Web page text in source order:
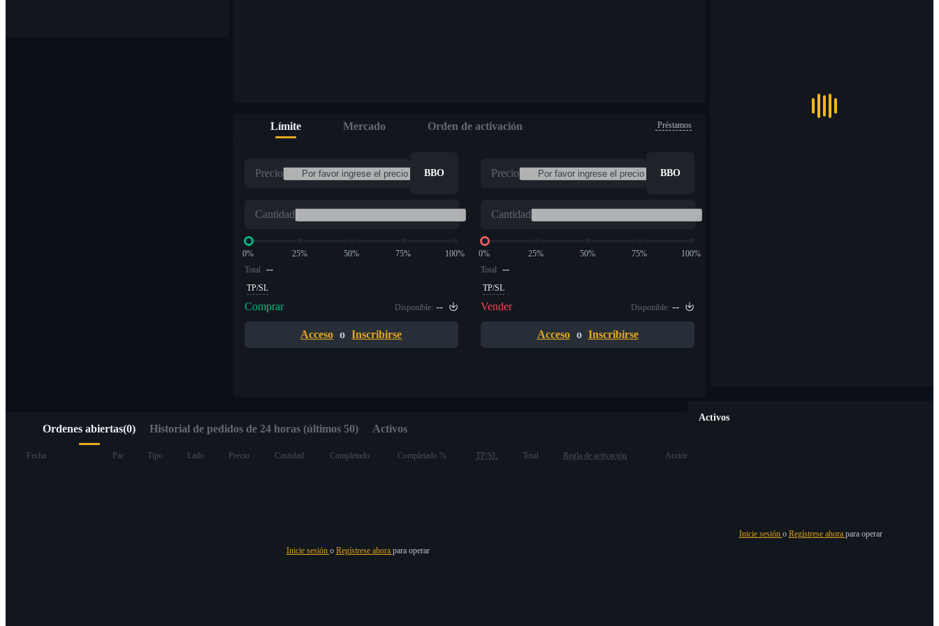
Comercio de criptomonedas a múltiplos apalancados
Futuros
Límite Mercado Orden de activación Préstamos
Precio BBO
Cantidad
0% 25% 50% 75%
100%
Total --
TP/SL
Comprar Disponible: --
Acceso o Inscribirse
Precio BBO
Cantidad
0% 25% 50% 75%
100%
Total --
TP/SL
Vender Disponible: --
Acceso o Inscribirse
Ordenes abiertas(0) Historial de pedidos de 24 horas (últimos 50) Activos
Fecha Par Tipo Lado Precio Cantidad Completado Completado % TP/SL Total Regla de activación Acción
Inicie sesión o Regístrese ahora para operar
Activos
Inicie sesión o Regístrese ahora para operar